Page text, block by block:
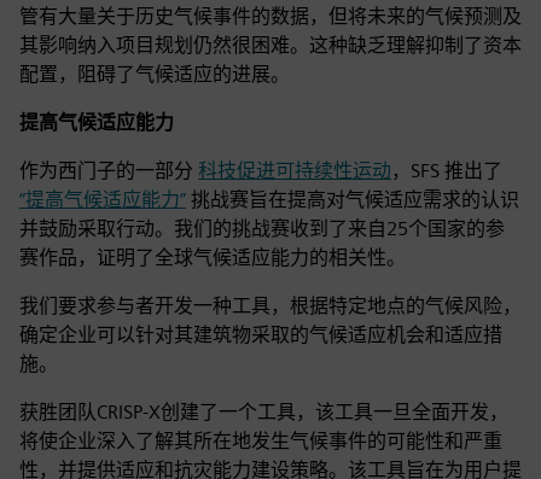
管有大量关于历史气候事件的数据，但将未来的气候预测及
其影响纳入项目规划仍然很困难。这种缺乏理解抑制了资本
配置，阻碍了气候适应的进展。
提高气候适应能力
作为西门子的一部分 科技促进可持续性运动 ，SFS 推出了
“提高气候适应能力” 挑战赛旨在提高对气候适应需求的认识
并鼓励采取行动。我们的挑战赛收到了来自25个国家的参
赛作品，证明了全球气候适应能力的相关性。
我们要求参与者开发一种工具，根据特定地点的气候风险，
确定企业可以针对其建筑物采取的气候适应机会和适应措
施。
获胜团队CRISP-X创建了一个工具，该工具一旦全面开发，
将使企业深入了解其所在地发生气候事件的可能性和严重
性，并提供适应和抗灾能力建设策略。该工具旨在为用户提